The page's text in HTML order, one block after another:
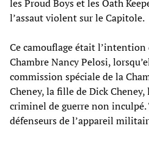
les Proud Boys et les Oath
l’assaut violent sur le Capitole.
Ce camouflage était
Chambre Nancy Pelosi,
commission spéciale de la
Cheney, la fille de Dick
criminel de guerre non inculpé.
défenseurs de l’appareil